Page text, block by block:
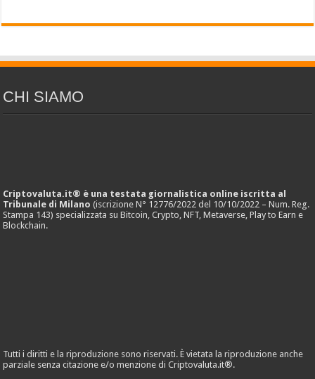
CHI SIAMO
Criptovaluta.it® è una testata giornalistica online iscritta al
Tribunale di Milano (iscrizione N° 12776/2022 del 10/10/2022 – Num. Reg.
Stampa 143) specializzata su Bitcoin, Crypto, NFT, Metaverse, Play to Earn e
Blockchain.
Tutti i diritti e la riproduzione sono riservati. È vietata la riproduzione anche
parziale senza citazione e/o menzione di Criptovaluta.it®.